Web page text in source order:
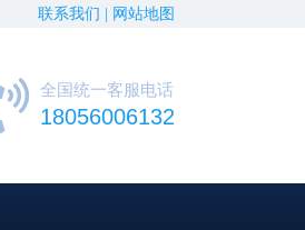
联系我们 | 网站地图
全国统一客服电话
18056006132